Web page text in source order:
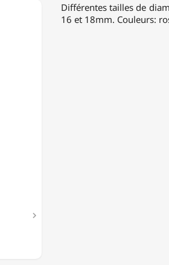

Différentes tailles de
16 et 18mm. Couleurs: